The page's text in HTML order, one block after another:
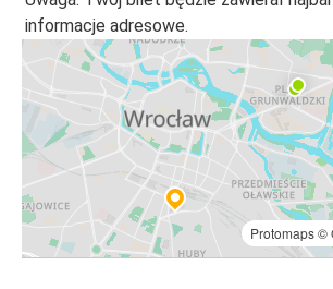
informacje adresowe.
Protomaps©